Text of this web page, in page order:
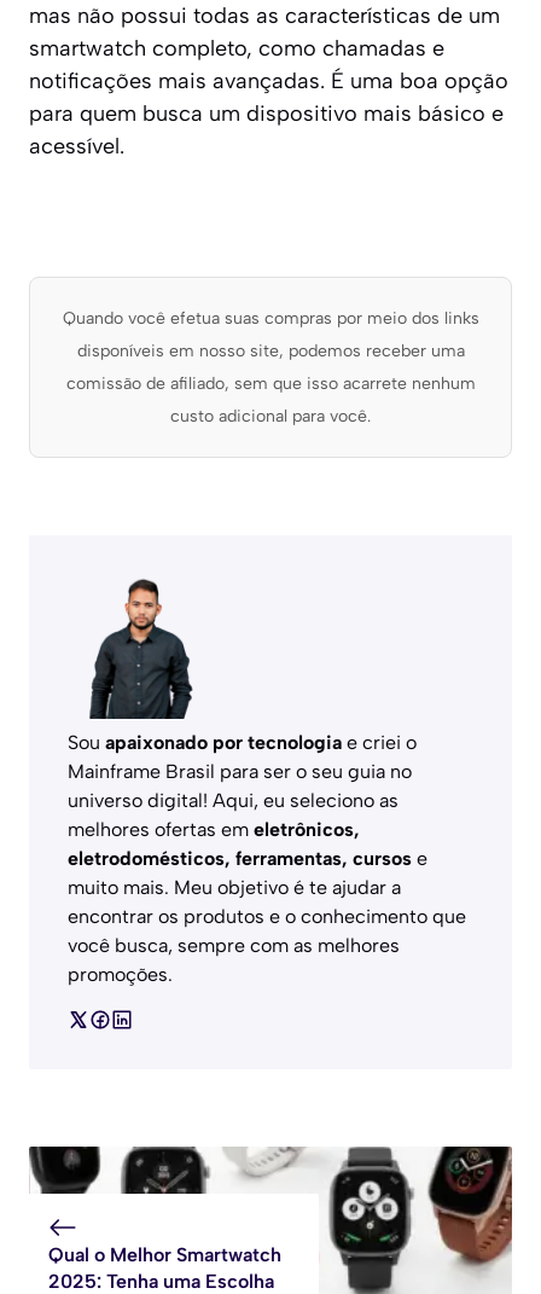
mas não possui todas as características de um
smartwatch completo, como chamadas e
notificações mais avançadas. É uma boa opção
para quem busca um dispositivo mais básico e
acessível.
Quando você efetua suas compras por meio dos links
disponíveis em nosso site, podemos receber uma
comissão de afiliado, sem que isso acarrete nenhum
custo adicional para você.
Sou apaixonado por tecnologia e criei o
Mainframe Brasil para ser o seu guia no
universo digital! Aqui, eu seleciono as
melhores ofertas em eletrônicos,
eletrodomésticos, ferramentas, cursos e
muito mais. Meu objetivo é te ajudar a
encontrar os produtos e o conhecimento que
você busca, sempre com as melhores
promoções.
Qual o Melhor Smartwatch
2025: Tenha uma Escolha